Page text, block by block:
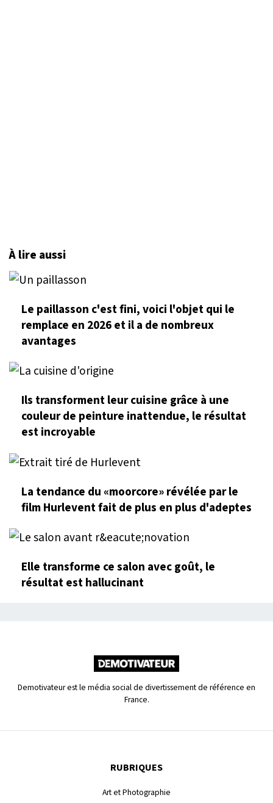
À lire aussi
Le paillasson c'est fini, voici l'objet qui le
remplace en 2026 et il a de nombreux
avantages
Ils transforment leur cuisine grâce à une
couleur de peinture inattendue, le résultat
est incroyable
La tendance du «moorcore» révélée par le
film Hurlevent fait de plus en plus d'adeptes
Elle transforme ce salon avec goût, le
résultat est hallucinant
Demotivateur est le média social de divertissement de référence en
France.
RUBRIQUES
Art et Photographie